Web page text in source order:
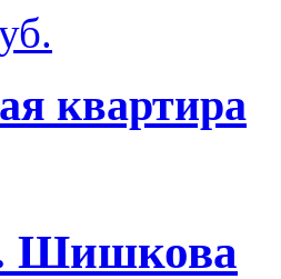
квартира
Шишкова